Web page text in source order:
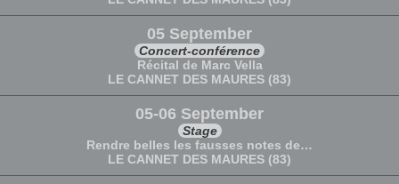
05 September
Concert-conférence
Récital de Marc Vella
LE CANNET DES MAURES (83)
05-06 September
Stage
Rendre belles les fausses notes de…
LE CANNET DES MAURES (83)